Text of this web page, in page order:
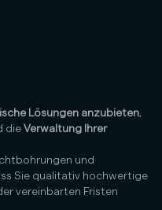
Lösungen anzubieten,
die Verwaltung Ihrer
und
Sie qualitativ hochwertige
vereinbarten Fristen